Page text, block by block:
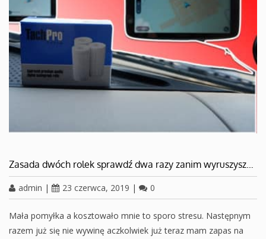
Zasada dwóch rolek sprawdź dwa razy zanim wyruszysz…
admin | 23 czerwca, 2019 | 0
Mała pomyłka a kosztowało mnie to sporo stresu. Następnym
razem już się nie wywinę aczkolwiek już teraz mam zapas na